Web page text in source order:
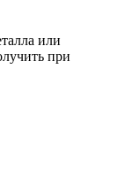
или
при